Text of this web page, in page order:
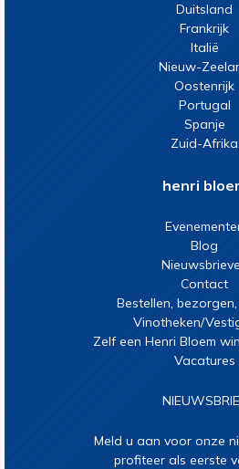
Duitsland
Frankrijk
Italië
Nieuw-
Oostenrijk
Portugal
Spanje
Zuid-Afrika
henri
Blog
Contact
Bestellen,
Vinotheken/
Zelf een Henri Bloem
Vacatures
Meld u aan voor onze
profiteer als eerste